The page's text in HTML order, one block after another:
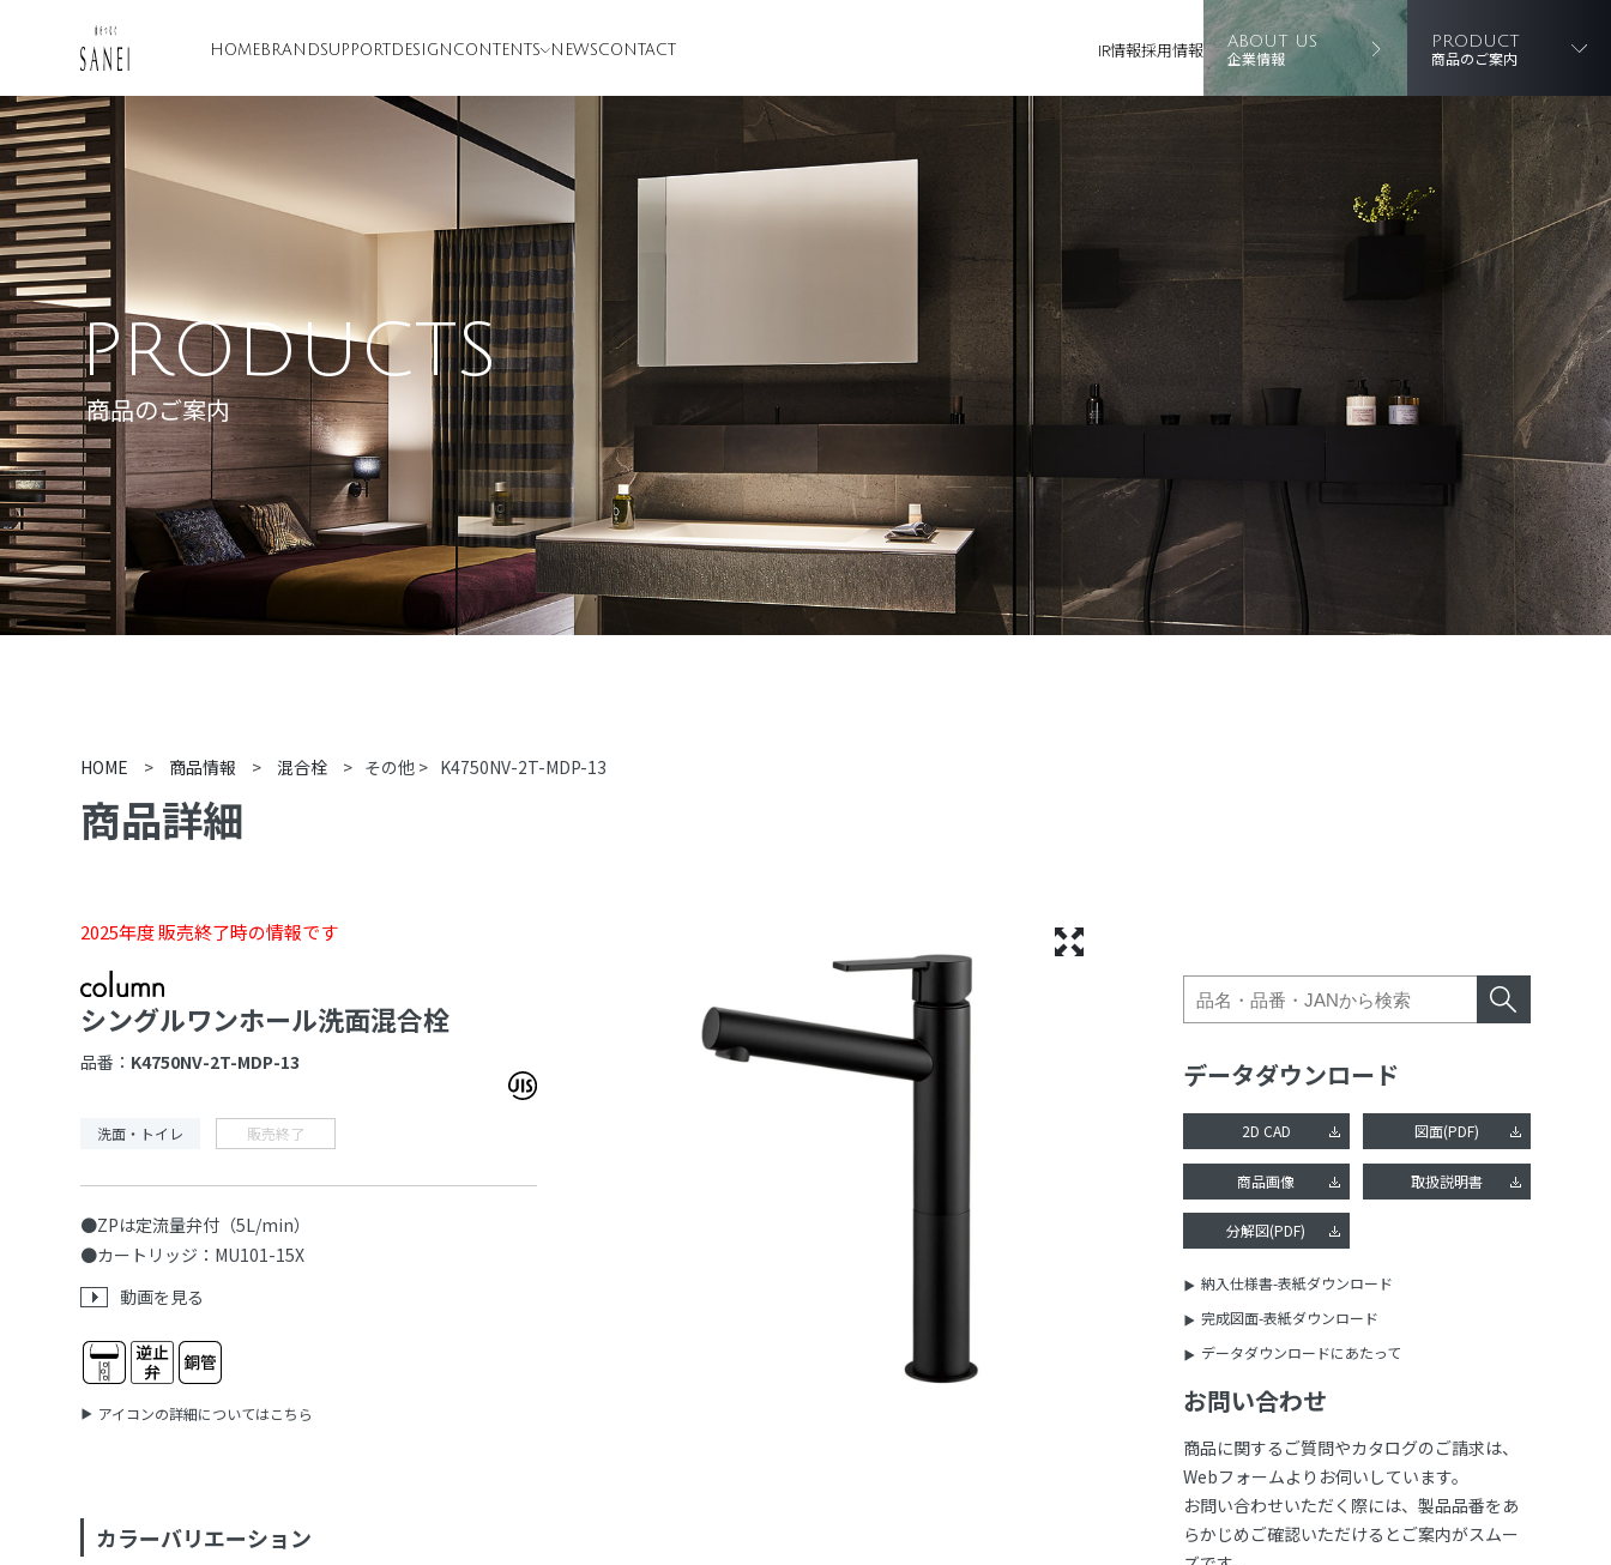
HOME BRANDSUPPORT DESIGN CONTENTS NEWSCONTACT IR情報採用情報 ABOUT US
企業情報
PRODUCT
商品のご案内
PRODUCTS
商品のご案内
HOME > 商品情報 > 混合栓 > その他 > K4750NV-2T-MDP-13
商品詳細
2025年度 販売終了時の情報です
シングルワンホール洗面混合栓
品番： K4750NV-2T-MDP-13
洗面・トイレ 販売終了
●ZPは定流量弁付（5L/min）
●カートリッジ：MU101-15X
動画を見る
アイコンの詳細についてはこちら
カラーバリエーション
データダウンロード
2D CAD 図面(PDF)
商品画像 取扱説明書
分解図(PDF)
納入仕様書-表紙ダウンロード
完成図面-表紙ダウンロード
データダウンロードにあたって
お問い合わせ
商品に関するご質問やカタログのご請求は、
Webフォームよりお伺いしています。
お問い合わせいただく際には、製品品番をあ
らかじめご確認いただけるとご案内がスムー